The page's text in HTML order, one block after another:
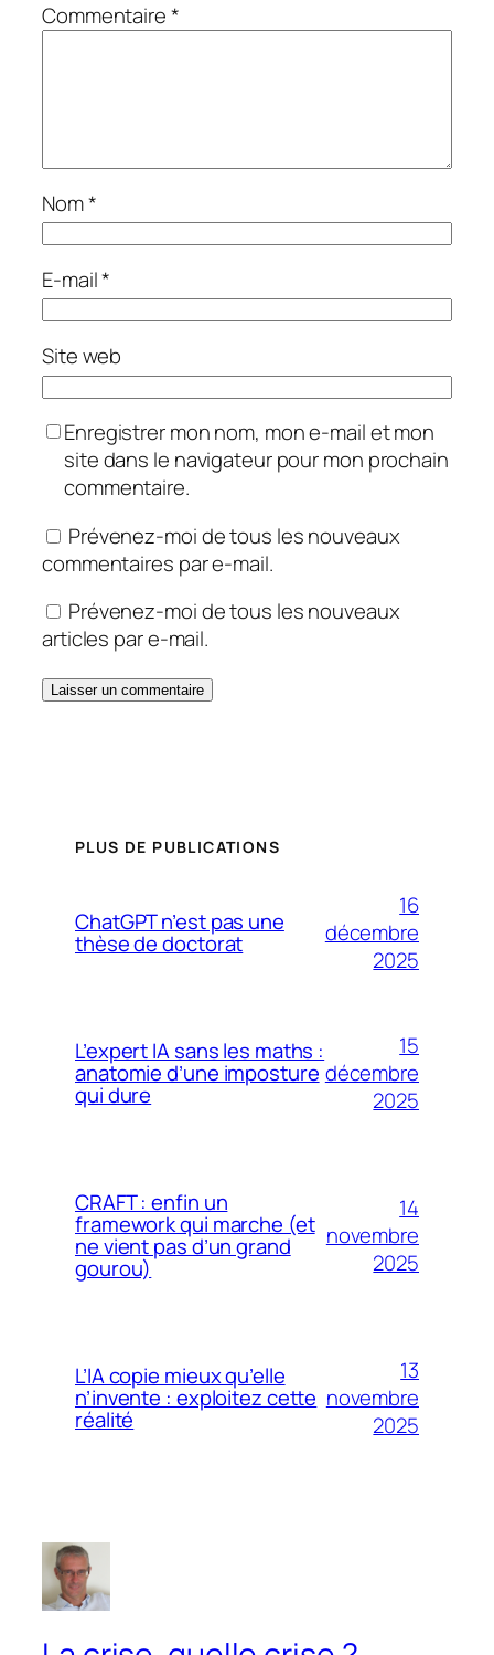
Commentaire*
Nom*
E-mail*
Site web
Enregistrer mon nom, mon e-mail et mon
site dans le navigateur pour mon prochain
commentaire.
Prévenez-moi de tous les nouveaux
commentaires par e-mail.
Prévenez-moi de tous les nouveaux
articles par e-mail.
PLUS DE PUBLICATIONS
ChatGPT n’est pas une
thèse de doctorat
16
décembre
2025
L’expert IA sans les maths :
anatomie d’une imposture
qui dure
15
décembre
2025
CRAFT : enfin un
framework qui marche (et
ne vient pas d’un grand
gourou)
14
novembre
2025
L’IA copie mieux qu’elle
n’invente : exploitez cette
réalité
13
novembre
2025